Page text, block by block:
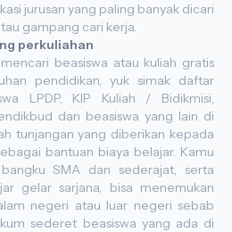
jurusan yang paling banyak dicari
gampang cari kerja.
perkuliahan
beasiswa atau kuliah gratis
pendidikan, yuk simak daftar
LPDP, KIP Kuliah / Bidikmisi,
dan beasiswa yang lain di
tunjangan yang diberikan kepada
bantuan biaya belajar. Kamu
SMA dan sederajat, serta
gelar sarjana, bisa menemukan
negeri atau luar negeri sebab
sederet beasiswa yang ada di